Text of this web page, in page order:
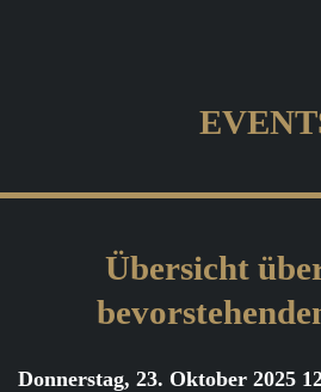
Übersicht
Donnerstag, 23. Oktober 2025